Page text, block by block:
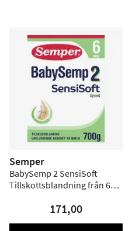
Semper
BabySemp 2 SensiSoft
Tillskottsblandning från 6
171,00